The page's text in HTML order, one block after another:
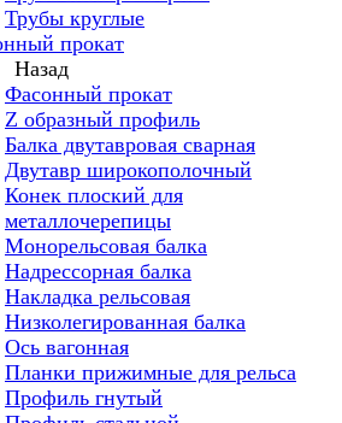
Трубы круглые
прокат
Назад
Фасонный прокат
Z образный профиль
Балка двутавровая сварная
Двутавр широкополочный
Конек плоский для
металлочерепицы
Монорельсовая балка
Надрессорная балка
Накладка рельсовая
Низколегированная балка
Ось вагонная
Планки прижимные для рельса
Профиль гнутый